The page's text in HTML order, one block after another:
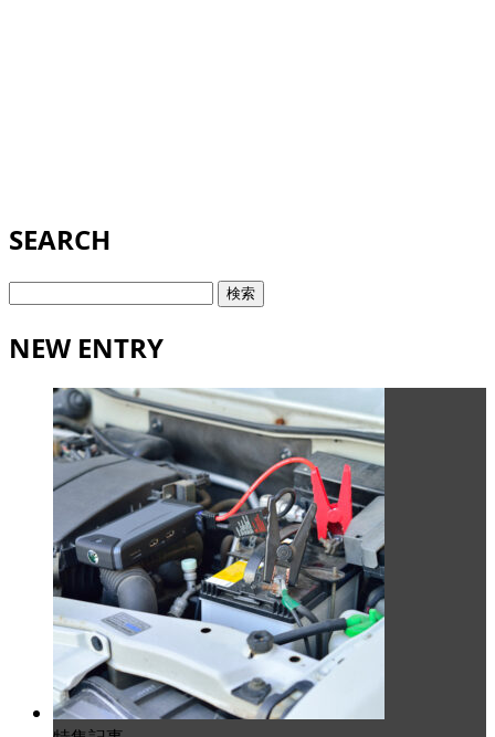
SEARCH
検
NEW ENTRY